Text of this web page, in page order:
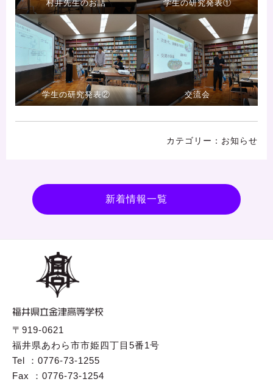
村井先生のお話 学生の研究発表①
学生の研究発表② 交流会
お知らせ
新着情報一覧
〒919-0621
福井県あわら市市姫四丁目5番1号
Tel ：0776-73-1255
Fax ：0776-73-1254